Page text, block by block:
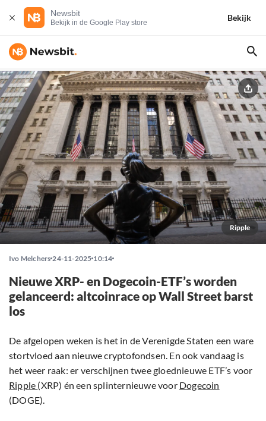
Newsbit
Bekijk in de Google Play store
Bekijk
Ripple
Ivo Melchers 24-11-2025 10:14
Nieuwe XRP- en Dogecoin-ETF’s worden
gelanceerd: altcoinrace op Wall Street barst
los
De afgelopen weken is het in de Verenigde Staten een ware
stortvloed aan nieuwe cryptofondsen. En ook vandaag is
het weer raak: er verschijnen twee gloednieuwe ETF’s voor
Ripple (XRP) én een splinternieuwe voor Dogecoin
(DOGE).